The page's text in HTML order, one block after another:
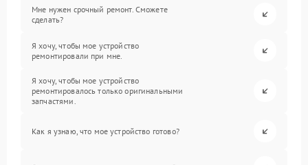
Мне нужен срочный ремонт. Сможете
сделать?
Я хочу, чтобы мое устройство
ремонтировали при мне.
Я хочу, чтобы мое устройство
ремонтировалось только оригинальными
запчастями.
Как я узнаю, что мое устройство готово?